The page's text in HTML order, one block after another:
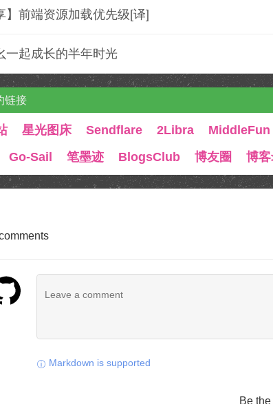
】前端资源加载优先级[译]
一起成长的半年时光
链接
星光图床 Sendflare 2Libra MiddleFun
Go-Sail 笔墨迹 BlogsClub 博友圈 博客
Markdown is supported
Be